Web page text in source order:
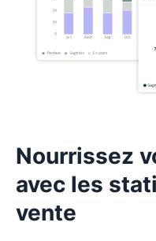
Nourrissez
avec les
vente